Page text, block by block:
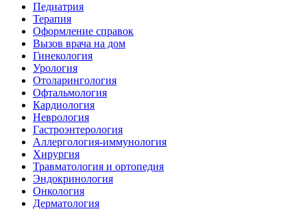
Педиатрия
Терапия
Оформление справок
Вызов врача на дом
Гинекология
Урология
Отоларингология
Офтальмология
Кардиология
Неврология
Гастроэнтерология
Аллергология-иммунология
Хирургия
Травматология и ортопедия
Эндокринология
Онкология
Дерматология